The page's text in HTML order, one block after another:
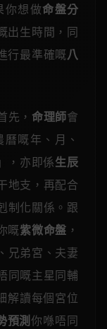
你想做命盤分
出生時間，同
行最準確嘅八
先， 命理師會
嘅年、月、
，亦即係生辰
地支，再配合
制化關係。跟
嘅紫微命盤 ，
兄弟宮、夫妻
同嘅主星同輔
解讀每個宮位
預測你喺唔同